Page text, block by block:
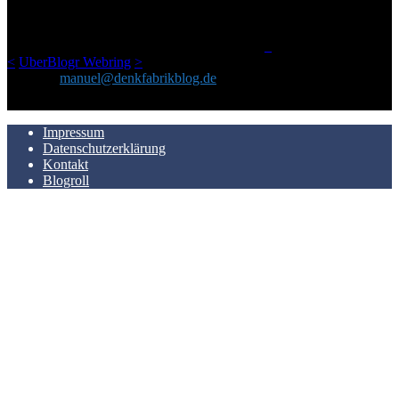
< UberBlogr Webring >
manuel@denkfabrikblog.de
Impressum
Datenschutzerklärung
Kontakt
Blogroll